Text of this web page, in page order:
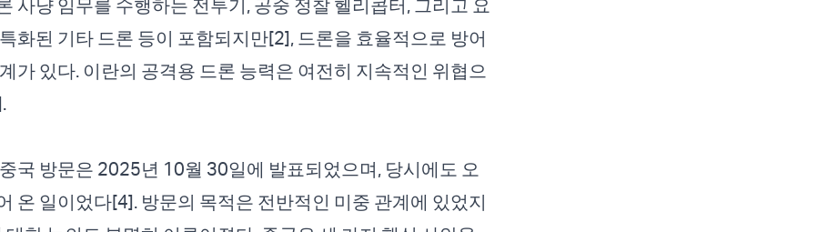
사냥 임무를 수행하는 전투기, 공중 정찰 헬리콥터, 그리고 요
화된 기타 드론 등이 포함되지만[2], 드론을 효율적으로 방어
가 있다. 이란의 공격용 드론 능력은 여전히 지속적인 위협으
국 방문은 2025년 10월 30일에 발표되었으며, 당시에도 오
온 일이었다[4]. 방문의 목적은 전반적인 미중 관계에 있었지